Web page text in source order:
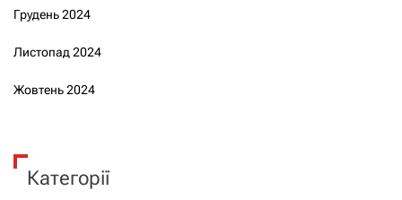
Грудень 2024
Листопад 2024
Жовтень 2024
Категорії